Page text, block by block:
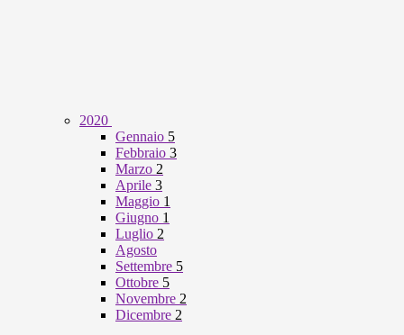
2020
Gennaio 5
Febbraio 3
Marzo 2
Aprile 3
Maggio 1
Giugno 1
Luglio 2
Agosto
Settembre 5
Ottobre 5
Novembre 2
Dicembre 2